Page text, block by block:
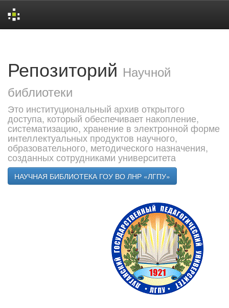
Репозиторий Научной
библиотеки
Это институциональный архив открытого
доступа, который обеспечивает накопление,
систематизацию, хранение в электронной форме
интеллектуальных продуктов научного,
образовательного, методического назначения,
созданных сотрудниками университета
НАУЧНАЯ БИБЛИОТЕКА ГОУ ВО ЛНР «ЛГПУ»